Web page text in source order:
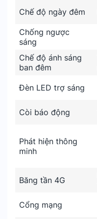
Chế độ ngày đêm
Chống ngược
sáng
Chế độ ánh sáng
ban đêm
Đèn LED trợ sáng
Còi báo động
Phát hiện thông
minh
Băng tần 4G
Cổng mạng